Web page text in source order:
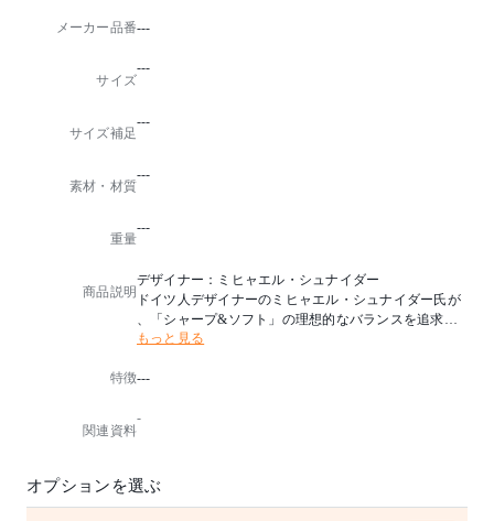
メーカー品番---
サイズ
---
サイズ補足
---
素材・材質
---
重量
---
商品説明
デザイナー：ミヒャエル・シュナイダー
ドイツ人デザイナーのミヒャエル・シュナイダー氏が
、「シャープ&ソフト」の理想的なバランスを追求し
た「テン」。
い部分まで緻密にデザインされた脚部にもご注目くだ
いつもと違う高さが、ワークスペースに新鮮な印象を
椅子、テーブルともにタモ材は北海道産を使用してい
ます。
もっと見る
特徴---
関連資料
-
オプションを選ぶ